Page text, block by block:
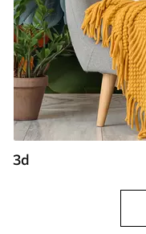
3d